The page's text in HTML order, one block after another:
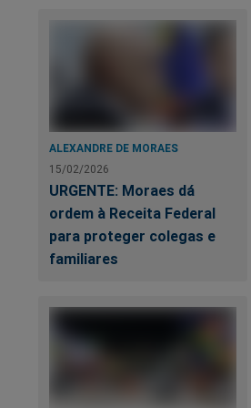
ALEXANDRE DE MORAES
15/02/2026
URGENTE: Moraes dá
ordem à Receita Federal
para proteger colegas e
familiares